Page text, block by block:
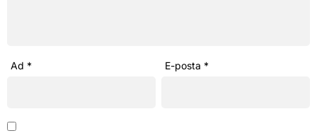
Ad * E-posta *